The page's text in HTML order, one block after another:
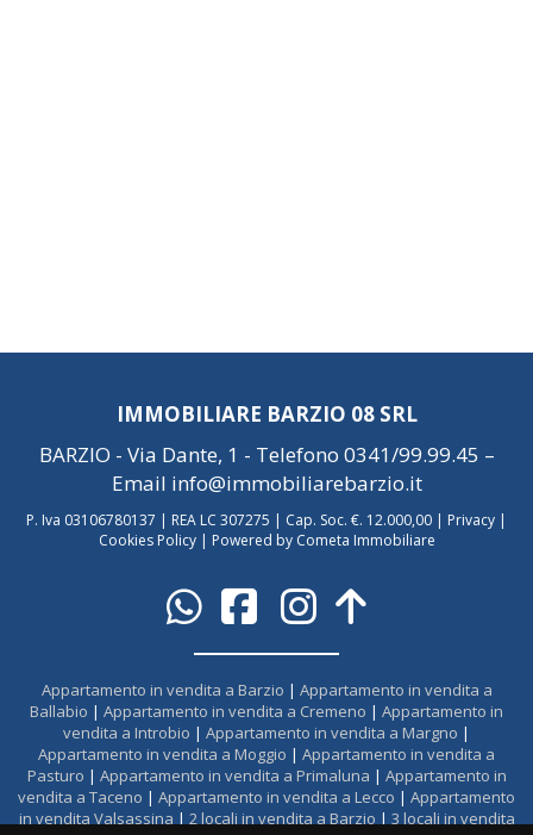
IMMOBILIARE BARZIO 08 SRL
BARZIO - Via Dante, 1 - Telefono 0341/99.99.45 –
Email info@immobiliarebarzio.it
P. Iva 03106780137 | REA LC 307275 | Cap. Soc. €. 12.000,00 | Privacy |
Cookies Policy| Powered by Cometa Immobiliare
Appartamento in vendita a Barzio | Appartamento in vendita a
Ballabio | Appartamento in vendita a Cremeno | Appartamento in
vendita a Introbio | Appartamento in vendita a Margno |
Appartamento in vendita a Moggio | Appartamento in vendita a
Pasturo | Appartamento in vendita a Primaluna | Appartamento in
vendita a Taceno | Appartamento in vendita a Lecco | Appartamento
in vendita Valsassina | 2 locali in vendita a Barzio | 3 locali in vendita